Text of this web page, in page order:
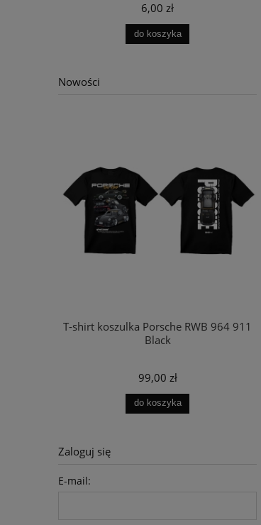
6,00 zł
do koszyka
Nowości
T-shirt koszulka Porsche RWB 964 911
Black
99,00 zł
do koszyka
Zaloguj się
E-mail: